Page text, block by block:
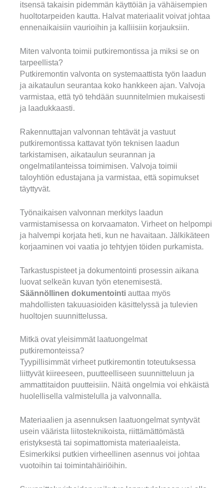
itsensä takaisin pidemmän käyttöiän ja vähäisempien
huoltotarpeiden kautta. Halvat materiaalit voivat johtaa
ennenaikaisiin vaurioihin ja kalliisiin korjauksiin.
Miten valvonta toimii putkiremontissa ja miksi se on
tarpeellista?
Putkiremontin valvonta on systemaattista työn laadun
ja aikataulun seurantaa koko hankkeen ajan. Valvoja
varmistaa, että työ tehdään suunnitelmien mukaisesti
ja laadukkaasti.
Rakennuttajan valvonnan tehtävät ja vastuut
putkiremontissa kattavat työn teknisen laadun
tarkistamisen, aikataulun seurannan ja
ongelmatilanteissa toimimisen. Valvoja toimii
taloyhtiön edustajana ja varmistaa, että sopimukset
täyttyvät.
Työnaikaisen valvonnan merkitys laadun
varmistamisessa on korvaamaton. Virheet on helpompi
ja halvempi korjata heti, kun ne havaitaan. Jälkikäteen
korjaaminen voi vaatia jo tehtyjen töiden purkamista.
Tarkastuspisteet ja dokumentointi prosessin aikana
luovat selkeän kuvan työn etenemisestä.
Säännöllinen dokumentointi auttaa myös
mahdollisten takuuasioiden käsittelyssä ja tulevien
huoltojen suunnittelussa.
Mitkä ovat yleisimmät laatuongelmat
putkiremonteissa?
Tyypillisimmät virheet putkiremontin toteutuksessa
liittyvät kiireeseen, puutteelliseen suunnitteluun ja
ammattitaidon puutteisiin. Näitä ongelmia voi ehkäistä
huolellisella valmistelulla ja valvonnalla.
Materiaalien ja asennuksen laatuongelmat syntyvät
usein väärista liitosteknikoista, riittämättömästä
eristyksestä tai sopimattomista materiaaleista.
Esimerkiksi putkien virheellinen asennus voi johtaa
vuotoihin tai toimintahäiriöihin.